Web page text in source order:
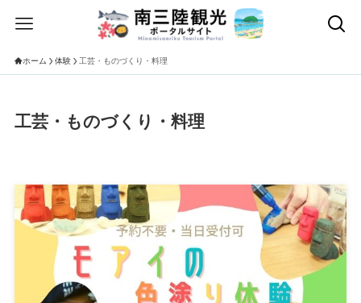
ホーム 体験 工芸・ものづくり・料理
工芸・ものづくり・料理